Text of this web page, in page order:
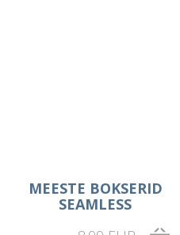
MEESTE BOKSERID
SEAMLESS